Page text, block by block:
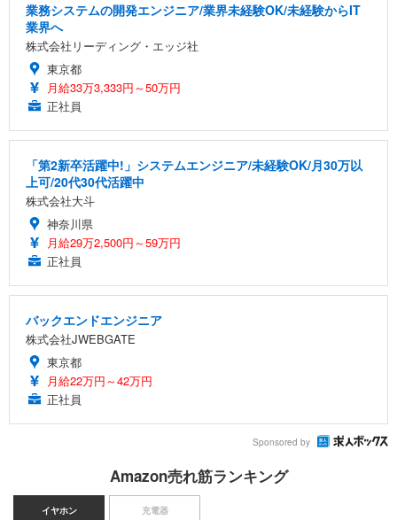
業務システムの開発エンジニア/業界未経験OK/未経験からIT
業界へ
株式会社リーディング・エッジ社
東京都
月給33万3,333円～50万円
正社員
「第2新卒活躍中!」システムエンジニア/未経験OK/月30万以
上可/20代30代活躍中
株式会社大斗
神奈川県
月給29万2,500円～59万円
正社員
バックエンドエンジニア
株式会社JWEBGATE
東京都
月給22万円～42万円
正社員
Sponsored by
Amazon売れ筋ランキング
イヤホン 充電器